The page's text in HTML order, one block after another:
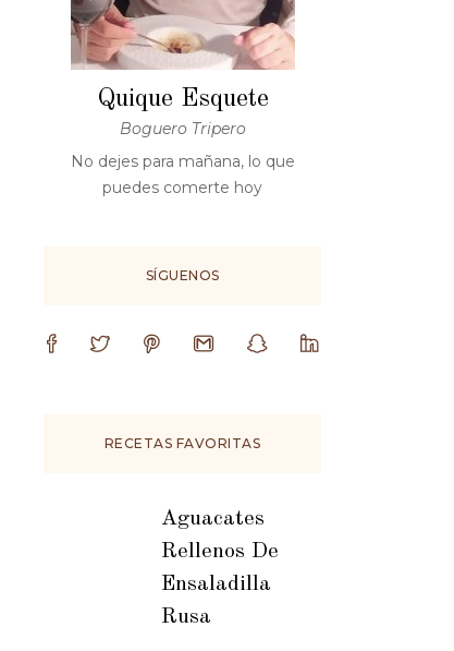
Quique Esquete
Boguero Tripero
No dejes para mañana, lo que
puedes comerte hoy
SÍGUENOS
RECETAS FAVORITAS
Aguacates
Rellenos De
Ensaladilla
Rusa